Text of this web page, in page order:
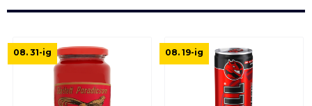
08. 31-ig 08. 19-ig